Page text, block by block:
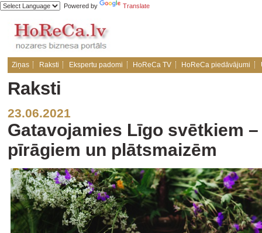
Powered by Translate
Ziņas Raksti Ekspertu padomi HoReCa TV HoReCa piedāvājumi
Raksti
23.06.2021
Gatavojamies Līgo svētkiem
pīrāgiem un plātsmaizēm